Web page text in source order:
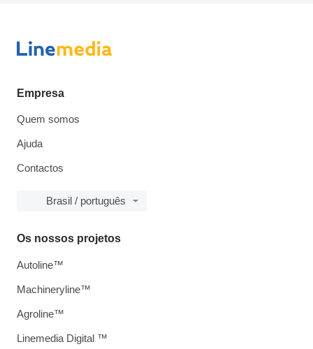
Empresa
Quem somos
Ajuda
Contactos
Brasil / português
Os nossos projetos
Autoline™
Machineryline™
Agroline™
Linemedia Digital ™